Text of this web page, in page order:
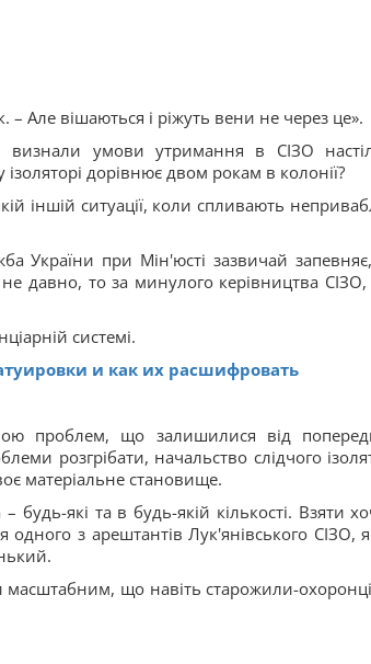
Але вішаються і ріжуть вени не через це».
умови утримання в СІЗО
дорівнює двом рокам в колонії?
іншій ситуації, коли спливають
України при Мін'юсті зазвичай
давно, то за минулого керівництва СІЗО,
системі.
и как их расшифровать
проблем, що залишилися від
розгрібати, начальство слідчого
матеріальне становище.
які та в будь-якій кількості. Взяти
з арештантів Лук'янівського СІЗО,
масштабним, що навіть старожили-